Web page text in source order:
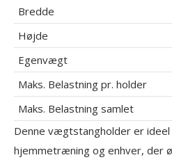
Bredde
Højde
Egenvægt
Maks. Belastning pr. holder
Maks. Belastning samlet
Denne vægtstangholder er
hjemmetræning og enhver, der